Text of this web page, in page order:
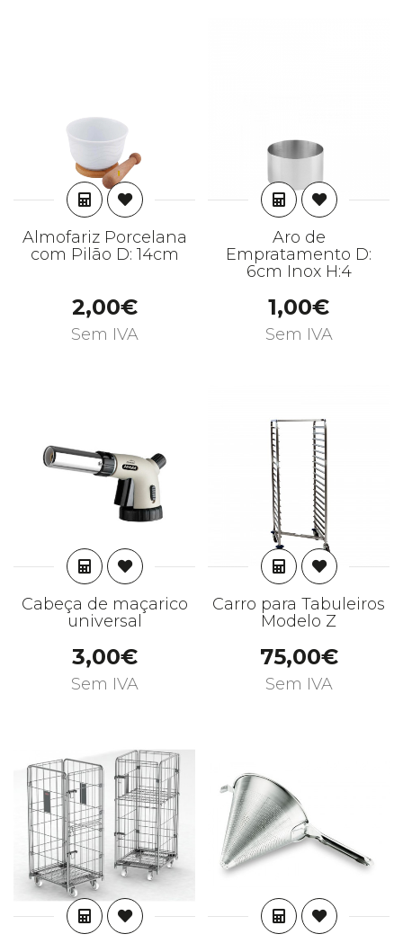
ADICIONAR
Almofariz Porcelana
com Pilão D: 14cm
2,00€
Sem IVA
ADICIONAR
Aro de
Empratamento D:
6cm Inox H:4
1,00€
Sem IVA
ADICIONAR
Cabeça de maçarico
universal
3,00€
Sem IVA
ADICIONAR
Carro para Tabuleiros
Modelo Z
75,00€
Sem IVA
ADICIONAR
ADICIONAR